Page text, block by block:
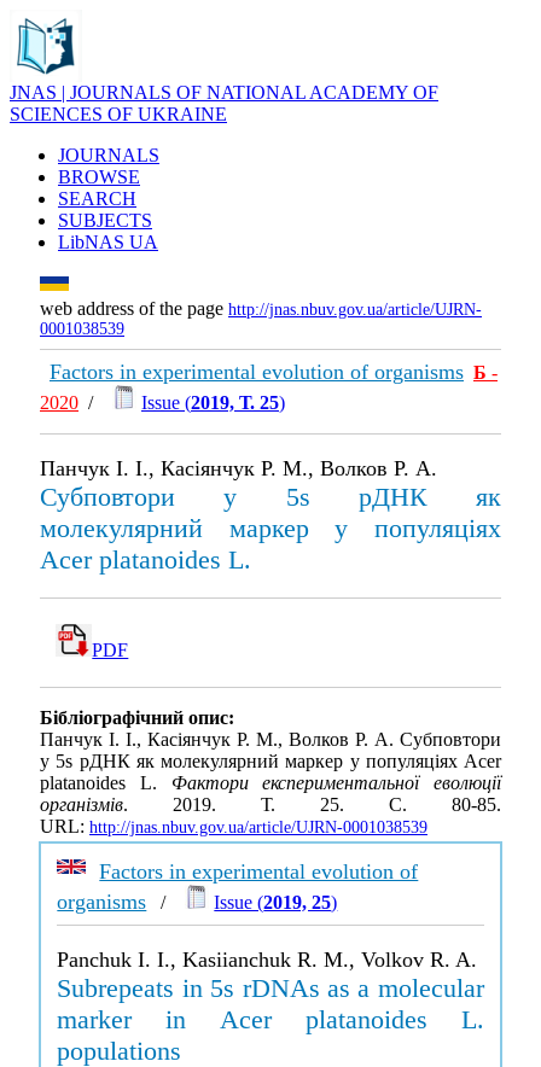
JNAS | JOURNALS OF NATIONAL ACADEMY OF
SCIENCES OF UKRAINE
JOURNALS
BROWSE
SEARCH
SUBJECTS
LibNAS UA
web address of the page http://jnas.nbuv.gov.ua/article/UJRN-
0001038539
Factors in experimental evolution of organisms Б -
2020 / Issue (2019, Т. 25)
Панчук І. І., Касіянчук Р. М., Волков Р. А.
Субповтори у 5s рДНК як
молекулярний маркер у популяціях
Acer platanoides L.
PDF
Бібліографічний опис:
Панчук І. І., Касіянчук Р. М., Волков Р. А. Субповтори
у 5s рДНК як молекулярний маркер у популяціях Acer
platanoides L. Фактори експериментальної еволюції
організмів. 2019. Т. 25. С. 80-85.
URL: http://jnas.nbuv.gov.ua/article/UJRN-0001038539
Factors in experimental evolution of
organisms / Issue (2019, 25)
Panchuk I. I., Kasiianchuk R. M., Volkov R. A.
Subrepeats in 5s rDNAs as a molecular
marker in Acer platanoides L.
populations